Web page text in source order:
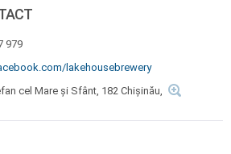
979
lakehousebrewery
cel Mare și Sfânt, 182 Chișinău,